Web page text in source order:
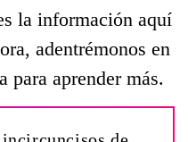
la información aquí
adentrémonos en
aprender más.